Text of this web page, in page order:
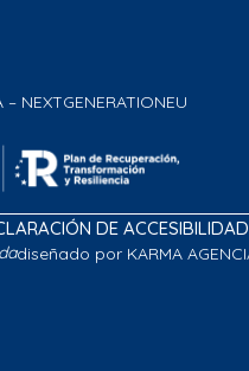
NEXTGENERATIONEU
DE ACCESIBILIDAD
diseñado por KARMA